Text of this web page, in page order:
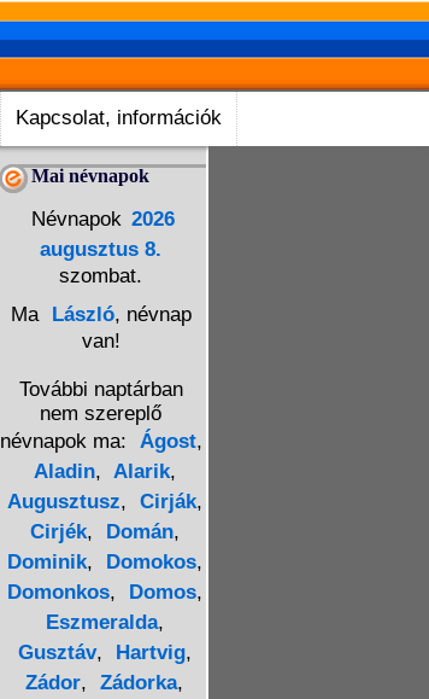
Kapcsolat, információk
Mai névnapok
Névnapok 2026
augusztus 8.
szombat.
Ma
László, névnap
van!
További naptárban
nem szereplő
névnapok ma:
Ágost,
Aladin, Alarik,
Augusztusz, Cirják,
Cirjék, Domán,
Dominik, Domokos,
Domonkos, Domos,
Eszmeralda,
Gusztáv, Hartvig,
Zádor, Zádorka,